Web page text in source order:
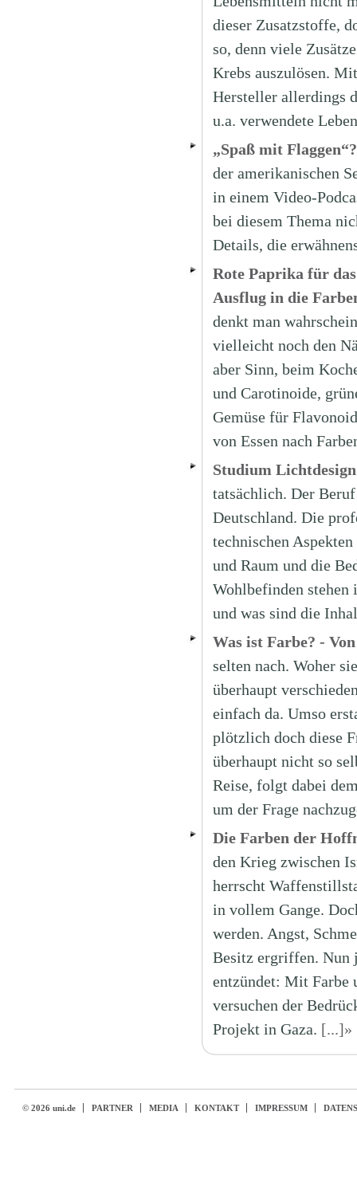
dieser Zusatzstoffe,
so, denn viele
Krebs auszulösen.
Hersteller allerdings
u.a. verwendete
„Spaß mit
der amerikanischen
in einem Video-
bei diesem Thema
Details, die
Rote Paprika für
Ausflug in die
denkt man
vielleicht noch den
aber Sinn, beim
und Carotinoide,
Gemüse für
von Essen nach
Studium
tatsächlich. Der
Deutschland. Die
technischen
und Raum und die
Wohlbefinden stehen
und was sind die
Was ist Farbe? -
selten nach. Woher
überhaupt
einfach da. Umso
plötzlich doch diese
überhaupt nicht so
Reise, folgt dabei
um der Frage
Die Farben der
den Krieg zwischen
herrscht
in vollem Gange.
werden. Angst,
Besitz ergriffen. Nun
entzündet: Mit Farbe
versuchen der
Projekt in Gaza. [...]»
© 2026 uni.de PARTNER MEDIA KONTAKT IMPRESSUM